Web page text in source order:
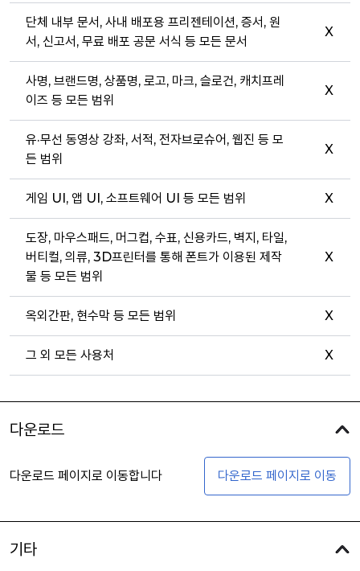
단체 내부 문서, 사내 배포용 프리젠테이션, 증서, 원
서, 신고서, 무료 배포 공문 서식 등 모든 문서
X
사명, 브랜드명, 상품명, 로고, 마크, 슬로건, 캐치프레
이즈 등 모든 범위
X
유·무선 동영상 강좌, 서적, 전자브로슈어, 웹진 등 모
든 범위
X
게임 UI, 앱 UI, 소프트웨어 UI 등 모든 범위 X
도장, 마우스패드, 머그컵, 수표, 신용카드, 벽지, 타일,
버티컬, 의류, 3D프린터를 통해 폰트가 이용된 제작
물 등 모든 범위
X
옥외간판, 현수막 등 모든 범위 X
그 외 모든 사용처 X
다운로드
다운로드 페이지로 이동합니다 다운로드 페이지로 이동
기타